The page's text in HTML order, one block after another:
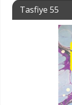
Tasfiye 55